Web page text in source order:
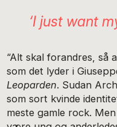
‘I just want
“Alt skal forandres, så
som det lyder i
Leoparden. Sudan
som sort kvinde
meste gamle rock.